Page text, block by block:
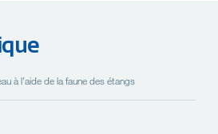
à l'aide de la faune des étangs